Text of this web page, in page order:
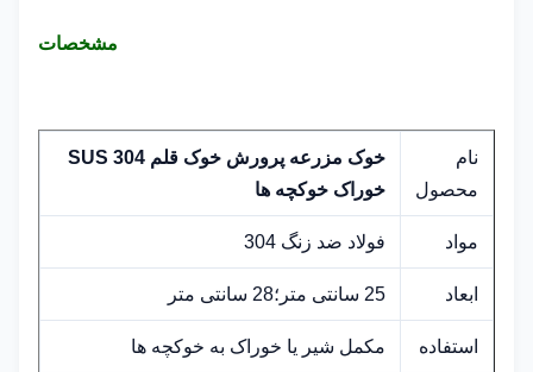
مشخصات
نام
محصول
خوک مزرعه پرورش خوک قلم SUS 304
خوراک خوکچه ها
مواد فولاد ضد زنگ 304
ابعاد 25 سانتی متر؛28 سانتی متر
استفاده مکمل شیر یا خوراک به خوکچه ها